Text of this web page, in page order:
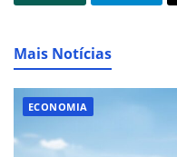
Mais Notícias
ECONOMIA